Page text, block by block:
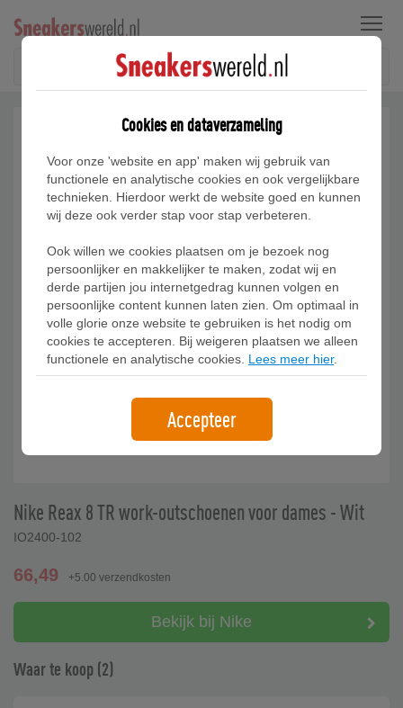
Menu
Nike Reax 8 TR work-outschoenen voor dames - Wit
IO2400-102
66,49 +5.00 verzendkosten
Bekijk bij Nike
Waar te koop (2)
Cookies en dataverzameling
Voor onze 'website en app' maken wij gebruik van
functionele en analytische cookies en ook vergelijkbare
technieken. Hierdoor werkt de website goed en kunnen
wij deze ook verder stap voor stap verbeteren.
Ook willen we cookies plaatsen om je bezoek nog
persoonlijker en makkelijker te maken, zodat wij en
derde partijen jou internetgedrag kunnen volgen en
persoonlijke content kunnen laten zien. Om optimaal in
volle glorie onze website te gebruiken is het nodig om
cookies te accepteren. Bij weigeren plaatsen we alleen
functionele en analytische cookies. Lees meer hier.
Accepteer